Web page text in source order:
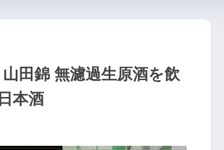
田錦 無濾過生原酒を飲
本酒